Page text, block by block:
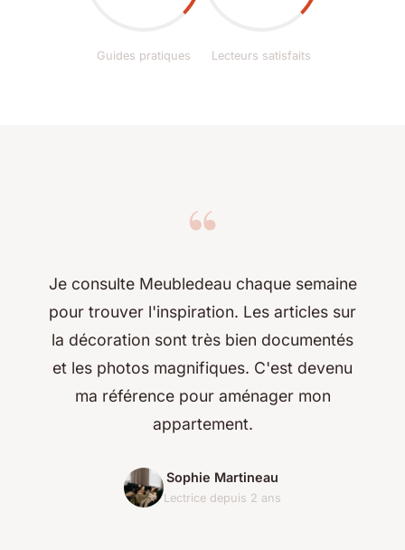
Guides pratiques Lecteurs satisfaits
“
Je consulte Meubledeau chaque semaine
pour trouver l'inspiration. Les articles sur
la décoration sont très bien documentés
et les photos magnifiques. C'est devenu
ma référence pour aménager mon
appartement.
Sophie Martineau
Lectrice depuis 2 ans